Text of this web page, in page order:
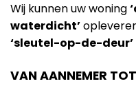
Wij kunnen uw woning
waterdicht’
‘sleutel-op-de-deur’
VAN AANNEMER